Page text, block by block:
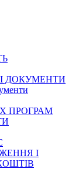
ДОКУМЕНТИ
ПРОГРАМ
І